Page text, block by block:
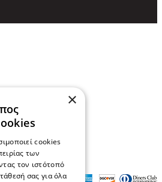
×
cookies
των
τον ιστότοπό
σας για όλα